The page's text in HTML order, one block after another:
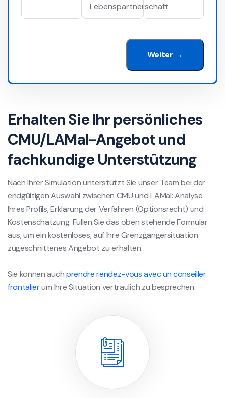
Lebenspartnerschaft
Weiter →
Erhalten Sie Ihr persönliches
CMU/LAMal-Angebot und
fachkundige Unterstützung
Nach Ihrer Simulation unterstützt Sie unser Team bei der
endgültigen Auswahl zwischen CMU und LAMal: Analyse
Ihres Profils, Erklärung der Verfahren (Optionsrecht) und
Kostenschätzung. Füllen Sie das oben stehende Formular
aus, um ein kostenloses, auf Ihre Grenzgängersituation
zugeschnittenes Angebot zu erhalten.
Sie können auchprendre rendez-vous avec un conseiller
frontalierum Ihre Situation vertraulich zu besprechen.